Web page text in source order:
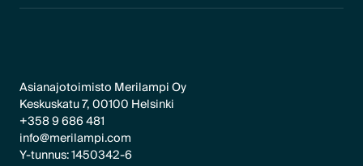
Asianajotoimisto Merilampi Oy
Keskuskatu 7, 00100 Helsinki
+358 9 686 481
info@merilampi.com
Y-tunnus: 1450342-6